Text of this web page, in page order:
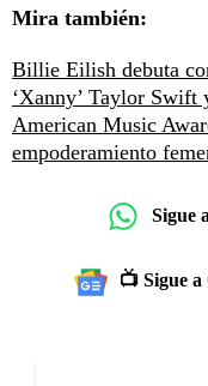
Mira también:
Billie Eilish debuta
‘Xanny’ Taylor Swift
American Music
empoderamiento
Sigue
📺 Sigue